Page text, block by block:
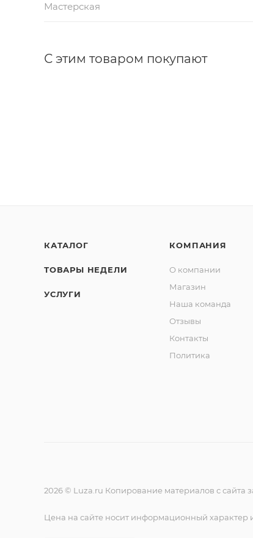
Мастерская
С этим товаром покупают
КАТАЛОГ
ТОВАРЫ НЕДЕЛИ
УСЛУГИ
КОМПАНИЯ
О компании
Магазин
Наша команда
Отзывы
Контакты
Политика
2026 © Luza.ru Копирование материалов с сайта
Цена на сайте носит информационный характер